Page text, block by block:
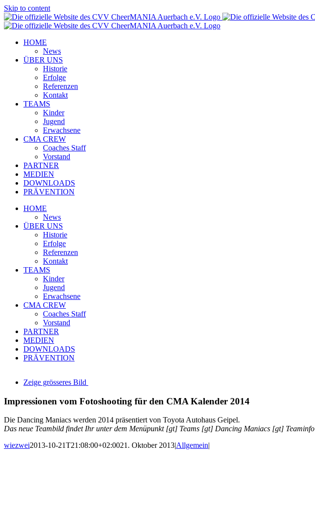
Skip to content
HOME
News
ÜBER UNS
Historie
Erfolge
Referenzen
Kontakt
TEAMS
Kinder
Jugend
Erwachsene
CMA CREW
Coaches Staff
Vorstand
PARTNER
MEDIEN
DOWNLOADS
PRÄVENTION
HOME
News
ÜBER UNS
Historie
Erfolge
Referenzen
Kontakt
TEAMS
Kinder
Jugend
Erwachsene
CMA CREW
Coaches Staff
Vorstand
PARTNER
MEDIEN
DOWNLOADS
PRÄVENTION
Zeige grösseres Bild
Impressionen vom Fotoshooting für den CMA Kalender 2014
Die Dancing Maniacs werden 2014 präsentiert von Toyota Autohaus Geipel.
Das neue Teambild findet Ihr unter dem Menüpunkt [gt] Teams [gt] Dancing Maniacs [gt] Teaminfo
wiezwei2013-10-21T21:08:00+02:0021. Oktober 2013|Allgemein|